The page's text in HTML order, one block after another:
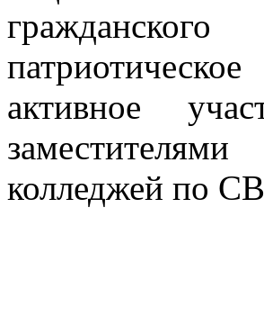
активное
колледжей по